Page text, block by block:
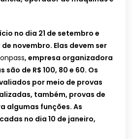
no dia 21 de setembro e
novembro. Elas devem ser
, empresa organizadora
de R$ 100, 80 e 60. Os
por meio de provas
também, provas de
algumas funções. As
no dia 10 de janeiro,